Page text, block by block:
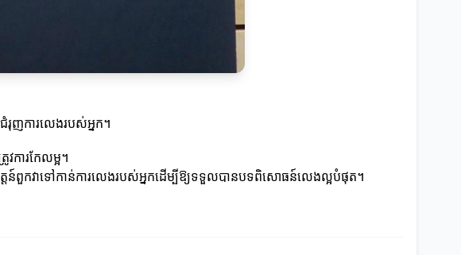
រុញការលេងរបស់អ្នក។
ការកែលម្អ។
ត្តន៍ពួកវាទៅកាន់ការលេងរបស់អ្នកដើម្បីឱ្យទទួលបានបទពិសោធន៍លេងល្អបំផុត។